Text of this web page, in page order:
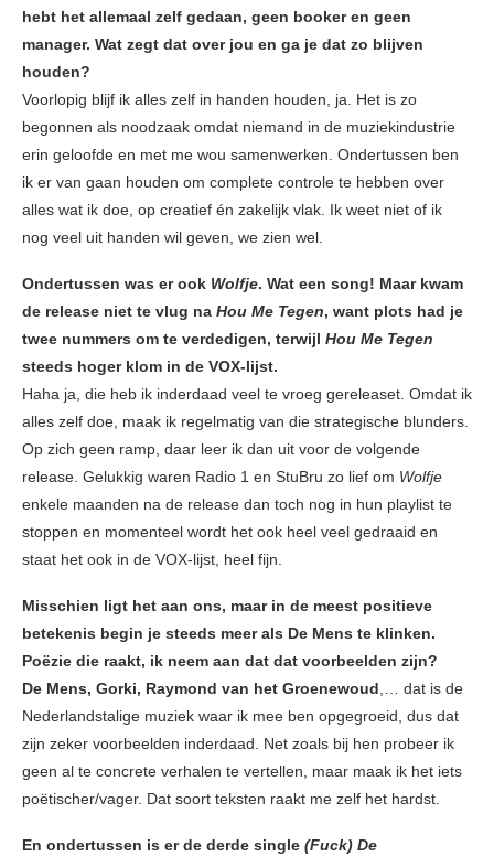
hebt het allemaal zelf gedaan, geen booker en geen
manager. Wat zegt dat over jou en ga je dat zo blijven
houden?
Voorlopig blijf ik alles zelf in handen houden, ja. Het is zo
begonnen als noodzaak omdat niemand in de muziekindustrie
erin geloofde en met me wou samenwerken. Ondertussen ben
ik er van gaan houden om complete controle te hebben over
alles wat ik doe, op creatief én zakelijk vlak. Ik weet niet of ik
nog veel uit handen wil geven, we zien wel.
Ondertussen was er ook Wolfje. Wat een song! Maar kwam
de release niet te vlug na Hou Me Tegen, want plots had je
twee nummers om te verdedigen, terwijl Hou Me Tegen
steeds hoger klom in de VOX-lijst.
Haha ja, die heb ik inderdaad veel te vroeg gereleaset. Omdat ik
alles zelf doe, maak ik regelmatig van die strategische blunders.
Op zich geen ramp, daar leer ik dan uit voor de volgende
release. Gelukkig waren Radio 1 en StuBru zo lief om Wolfje
enkele maanden na de release dan toch nog in hun playlist te
stoppen en momenteel wordt het ook heel veel gedraaid en
staat het ook in de VOX-lijst, heel fijn.
Misschien ligt het aan ons, maar in de meest positieve
betekenis begin je steeds meer als De Mens te klinken.
Poëzie die raakt, ik neem aan dat dat voorbeelden zijn?
De Mens, Gorki, Raymond van het Groenewoud,… dat is de
Nederlandstalige muziek waar ik mee ben opgegroeid, dus dat
zijn zeker voorbeelden inderdaad. Net zoals bij hen probeer ik
geen al te concrete verhalen te vertellen, maar maak ik het iets
poëtischer/vager. Dat soort teksten raakt me zelf het hardst.
En ondertussen is er de derde single (Fuck) De